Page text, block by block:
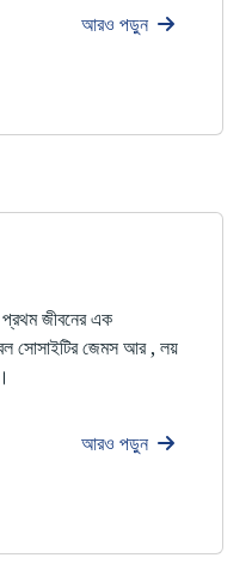
আরও পড়ুন
প্রথম জীবনের এক
সোসাইটির জেমস আর , লয়
আরও পড়ুন